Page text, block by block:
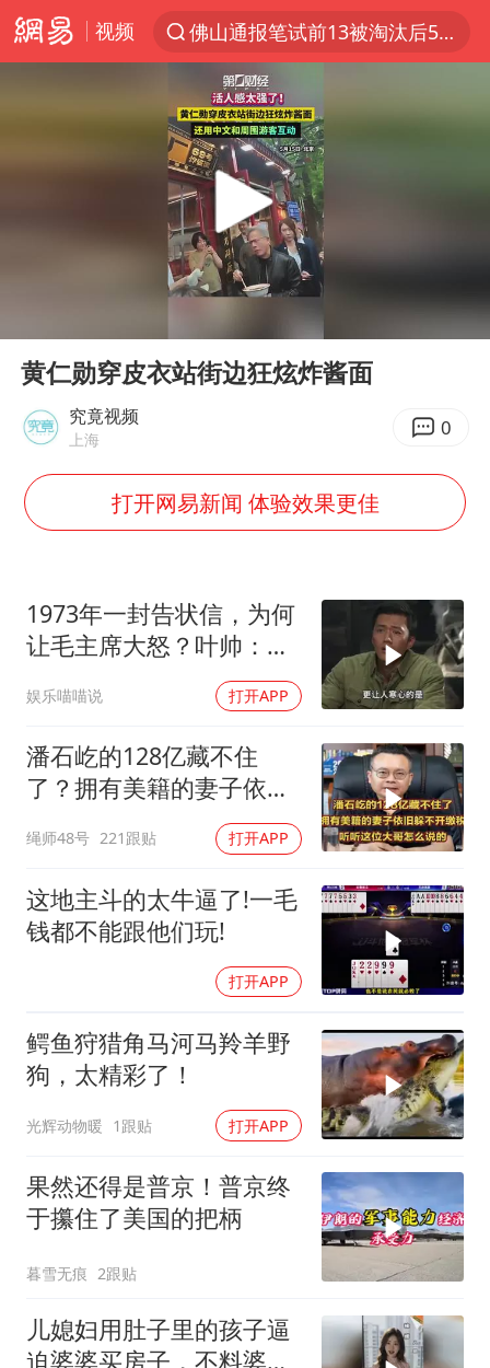
视频
佛山通报笔试前13被淘汰后5名进体检
实测秋天第一杯奶茶
四川宜宾市高县发生4.9级地震
国防部：坚决反制任何闹海挑衅图谋
李云泽严重违纪违法
国防部回应日本试射“战斧”导弹
陕西省委书记赶赴柞水县杏坪镇
女孩摆摊卖菌子时收到北大通知书
改名后的“青海拉面”店
东方之约 相约未来
Play
黄仁勋穿皮衣站街边狂炫炸酱面
究竟视频
上海 0
打开网易新闻 体验效果更佳
1973年一封告状信，为何
让毛主席大怒？叶帅：杀
娱乐喵喵说 打开APP
潘石屹的128亿藏不住
了？拥有美籍的妻子依旧
绳师48号 221跟贴 打开APP
这地主斗的太牛逼了!一毛
钱都不能跟他们玩!
打开APP
鳄鱼狩猎角马河马羚羊野
狗，太精彩了！
光辉动物暖 1跟贴 打开APP
果然还得是普京！普京终
于攥住了美国的把柄
暮雪无痕 2跟贴
儿媳妇用肚子里的孩子逼
迫婆婆买房子，不料婆婆